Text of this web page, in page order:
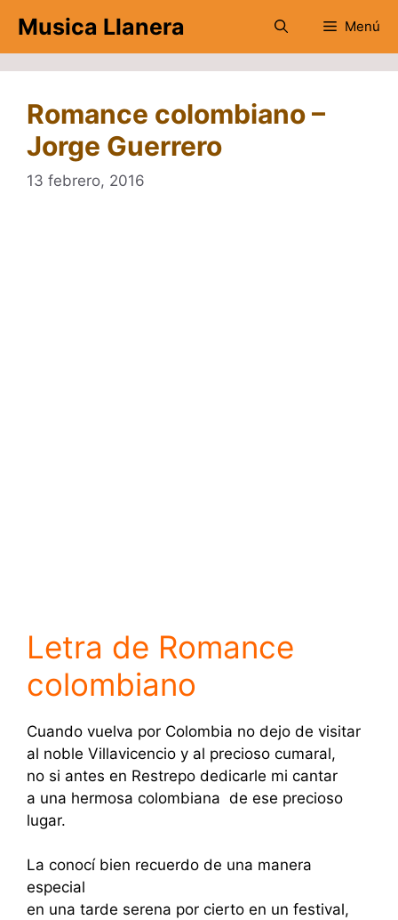
contenido
Musica Llanera Menú
Romance colombiano –
Jorge Guerrero
13 febrero, 2016
Letra de Romance
colombiano
Cuando vuelva por Colombia no dejo de visitar
al noble Villavicencio y al precioso cumaral,
no si antes en Restrepo dedicarle mi cantar
a una hermosa colombiana de ese precioso
lugar.
La conocí bien recuerdo de una manera
especial
en una tarde serena por cierto en un festival,